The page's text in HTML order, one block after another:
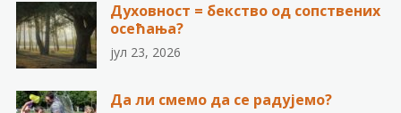
Духовност = бекство од сопствених
осећања?
јул 23, 2026
Да ли смемо да се радујемо?